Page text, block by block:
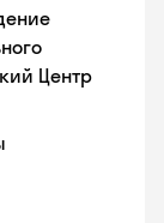
Центр